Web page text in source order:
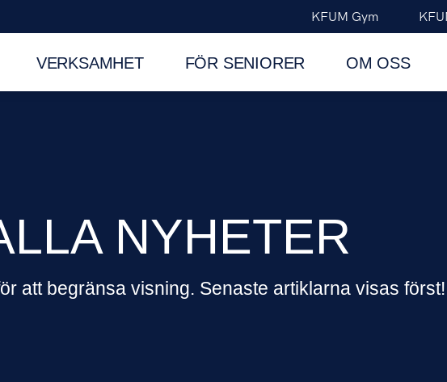
KFUM Gym
VERKSAMHET FÖR SENIORER OM OSS
NYHETER
att begränsa visning. Senaste artiklarna visas först!